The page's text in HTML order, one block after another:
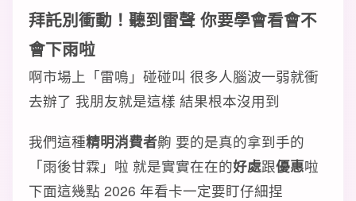
拜託別衝動！聽到雷聲 你要學會看會不
會下雨啦
啊市場上「雷鳴」碰碰叫 很多人腦波一弱就衝
去辦了 我朋友就是這樣 結果根本沒用到
我們這種精明消費者齁 要的是真的拿到手的
「雨後甘霖」啦 就是實實在在的好處跟優惠啦
下面這幾點 2026 年看卡一定要盯仔細捏